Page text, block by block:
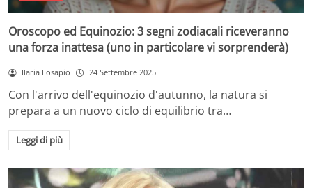
Oroscopo ed Equinozio: 3 segni zodiacali riceveranno
una forza inattesa (uno in particolare vi sorprenderà)
Ilaria Losapio 24 Settembre 2025
Con l'arrivo dell'equinozio d'autunno, la natura si
prepara a un nuovo ciclo di equilibrio tra…
Leggi di più